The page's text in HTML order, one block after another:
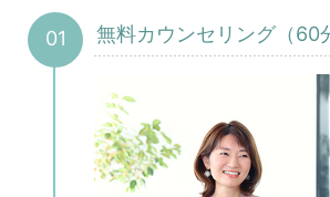
無料カウンセリング（60